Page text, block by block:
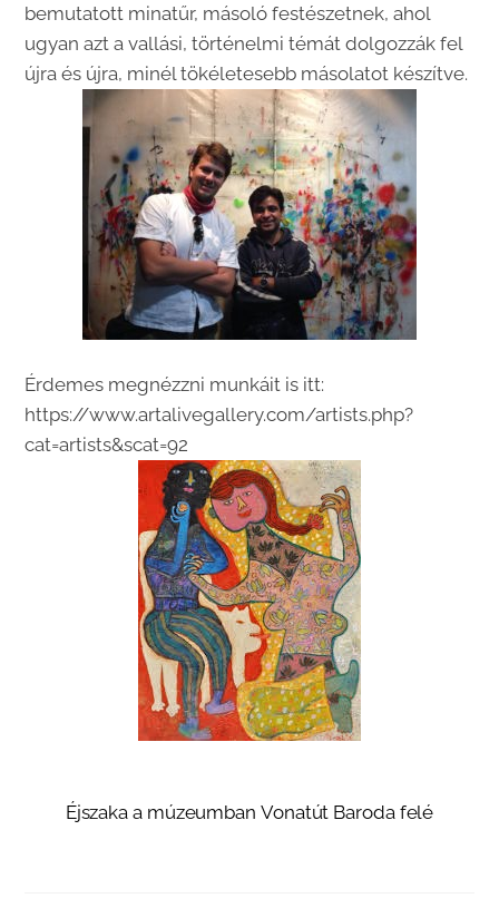
bemutatott minatűr, másoló festészetnek, ahol
ugyan azt a vallási, történelmi témát dolgozzák fel
újra és újra, minél tökéletesebb másolatot készítve.
Érdemes megnézzni munkáit is itt:
https://www.artalivegallery.com/artists.php?
cat=artists&scat=92
Éjszaka a múzeumban Vonatút Baroda felé